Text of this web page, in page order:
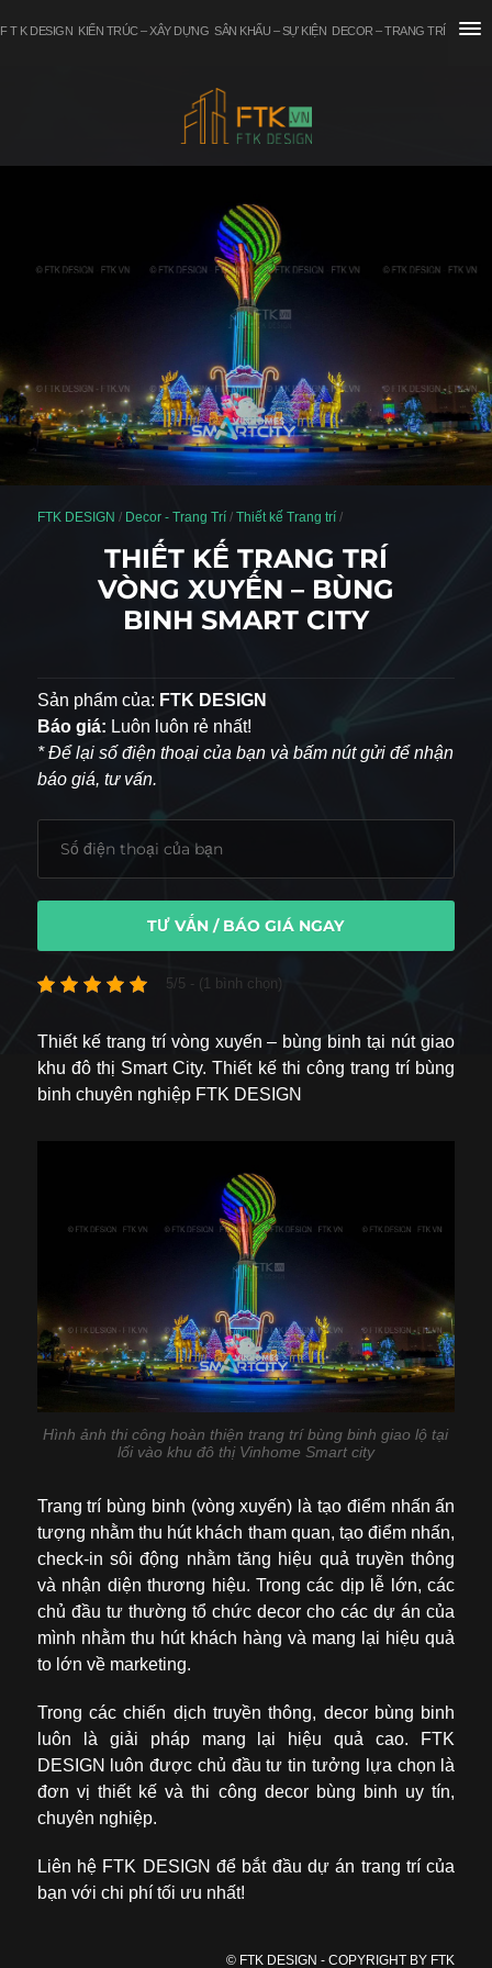
F T K DESIGN KIẾN TRÚC – XÂY DỰNG SÂN KHẤU – SỰ KIỆN DECOR – TRANG TRÍ
FTK DESIGN / Decor - Trang Trí/ Thiết kế Trang trí/
THIẾT KẾ TRANG TRÍ
VÒNG XUYẾN – BÙNG
BINH SMART CITY
Sản phẩm của: FTK DESIGN
Báo giá: Luôn luôn rẻ nhất!
* Để lại số điện thoại của bạn và bấm nút gửi để nhận
báo giá, tư vấn.
TƯ VẤN / BÁO GIÁ NGAY
5/5 - (1 bình chọn)
Thiết kế trang trí vòng xuyến – bùng binh tại nút giao
khu đô thị Smart City. Thiết kế thi công trang trí bùng
binh chuyên nghiệp FTK DESIGN
Hình ảnh thi công hoàn thiện trang trí bùng binh giao lộ tại
lối vào khu đô thị Vinhome Smart city
Trang trí bùng binh (vòng xuyến) là tạo điểm nhấn ấn
tượng nhằm thu hút khách tham quan, tạo điểm nhấn,
check-in sôi động nhằm tăng hiệu quả truyền thông
và nhận diện thương hiệu. Trong các dịp lễ lớn, các
chủ đầu tư thường tổ chức decor cho các dự án của
mình nhằm thu hút khách hàng và mang lại hiệu quả
to lớn về marketing.
Trong các chiến dịch truyền thông, decor bùng binh
luôn là giải pháp mang lại hiệu quả cao. FTK
DESIGN luôn được chủ đầu tư tin tưởng lựa chọn là
đơn vị thiết kế và thi công decor bùng binh uy tín,
chuyên nghiệp.
Liên hệ FTK DESIGN để bắt đầu dự án trang trí của
bạn với chi phí tối ưu nhất!
© FTK DESIGN - COPYRIGHT BY FTK